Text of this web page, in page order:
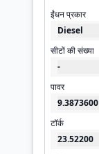
ईंधन प्रकार
Diesel
सीटों की संख्या
-
पावर
9.3873600
टॉर्क
23.52200